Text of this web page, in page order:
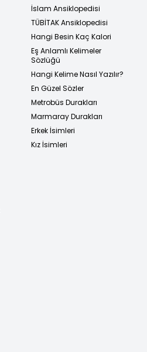
İslam Ansiklopedisi
TÜBİTAK Ansiklopedisi
Hangi Besin Kaç Kalori
Eş Anlamlı Kelimeler
Sözlüğü
Hangi Kelime Nasıl Yazılır?
En Güzel Sözler
Metrobüs Durakları
Marmaray Durakları
Erkek İsimleri
Kız İsimleri